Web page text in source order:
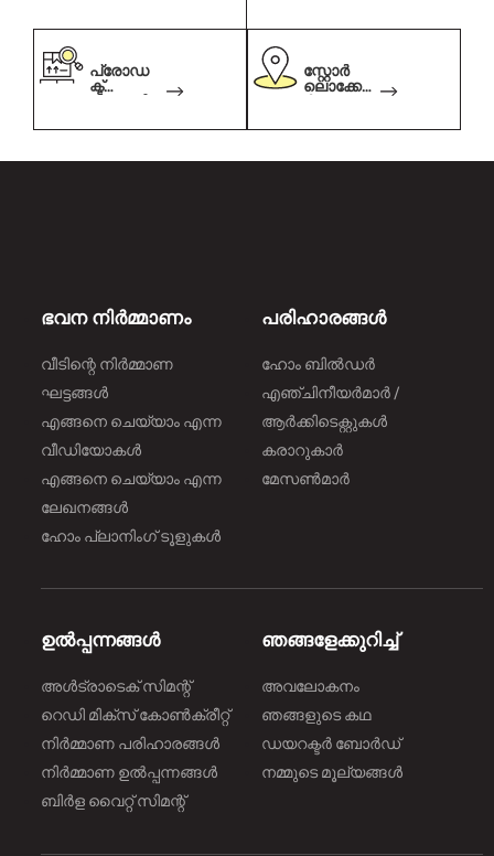
പ്രോഡ
ക്ട്
സ്റ്റോർ
ലൊക്കേറ്റ
ഭവന നിർമ്മാണം
വീടിന്റെ നിർമ്മാണ
ഘട്ടങ്ങൾ
എങ്ങനെ ചെയ്യാം എന്ന
വീഡിയോകൾ
എങ്ങനെ ചെയ്യാം എന്ന
ലേഖനങ്ങൾ
ഹോം പ്ലാനിംഗ് ടൂളുകൾ
പരിഹാരങ്ങൾ
ഹോം ബിൽഡർ
എഞ്ചിനീയർമാർ /
ആർക്കിടെക്റ്റുകൾ
കരാറുകാർ
മേസൺമാർ
ഉൽപ്പന്നങ്ങൾ
അൾട്രാടെക് സിമന്റ്
റെഡി മിക്സ് കോൺക്രീറ്റ്
നിർമ്മാണ പരിഹാരങ്ങള്‍
നിർമ്മാണ ഉൽപ്പന്നങ്ങൾ
ബിർള വൈറ്റ് സിമന്റ്
ഞങ്ങളേക്കുറിച്ച്
അവലോകനം
ഞങ്ങളുടെ കഥ
ഡയറക്ടർ ബോർഡ്
നമ്മുടെ മൂല്യങ്ങൾ